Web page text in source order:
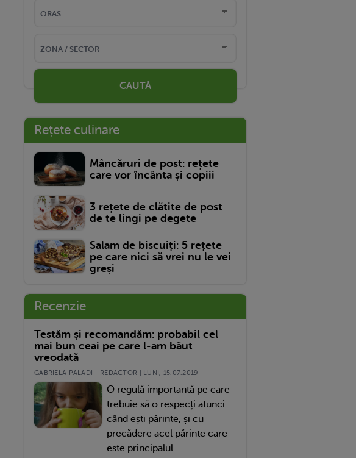
CAUTĂ
Rețete culinare
Mâncăruri de post: rețete
care vor încânta și copiii
3 rețete de clătite de post
de te lingi pe degete
Salam de biscuiți: 5 rețete
pe care nici să vrei nu le vei
greși
Recenzie
Testăm și recomandăm: probabil cel
mai bun ceai pe care l-am băut
vreodată
GABRIELA PALADI - REDACTOR | LUNI, 15.07.2019
O regulă importantă pe care
trebuie să o respecți atunci
când ești părinte, și cu
precădere acel părinte care
este principalul...